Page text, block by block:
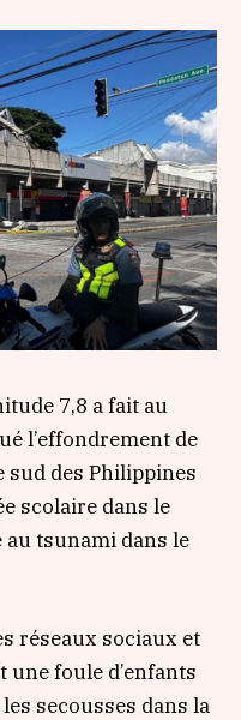
7,8 a fait au
l’effondrement de
des Philippines
scolaire dans le
au tsunami dans le
réseaux sociaux et
une foule d’enfants
secousses dans la